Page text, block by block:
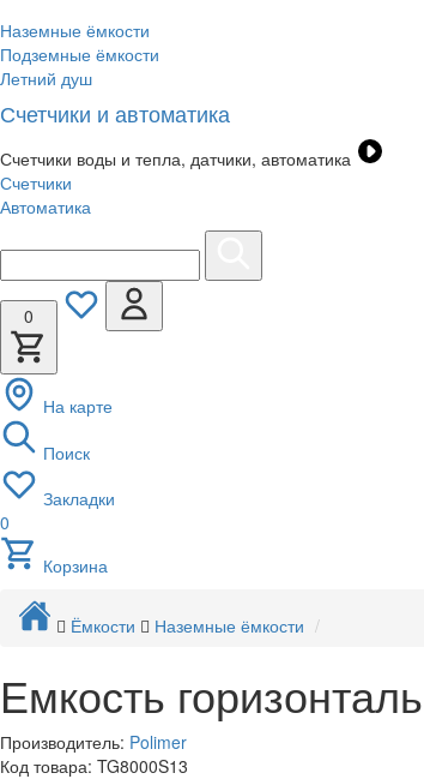
Наземные ёмкости
Подземные ёмкости
Летний душ
Счетчики и автоматика
Счетчики воды и тепла, датчики, автоматика
Счетчики
Автоматика
0
На карте
Поиск
Закладки
0
Корзина
Ёмкости Наземные ёмкости
Емкость
Производитель: Polimer
Код товара: TG8000S13